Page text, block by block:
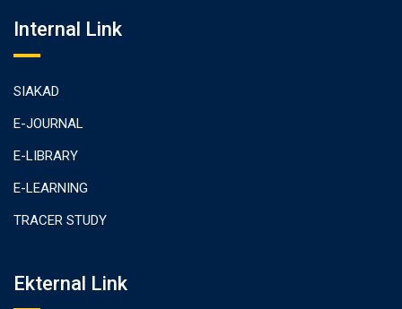
Internal Link
SIAKAD
E-JOURNAL
E-LIBRARY
E-LEARNING
TRACER STUDY
Ekternal Link